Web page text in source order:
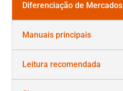
Diferenciação de Mercados
Manuais principais
Leitura recomendada